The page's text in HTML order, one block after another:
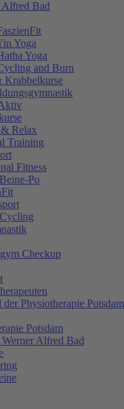
Alfred Bad
Yoga
Yoga
and Burn
Krabbelkurse
Relax
Training
Fitness
Po
Checkup
Physiotherapie Potsdam
Potsdam
Alfred Bad